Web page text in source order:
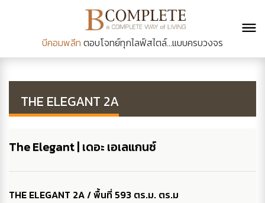
บีคอมพลีท ตอบโจทย์ทุกไลฟ์สไตล์...แบบครบวงจร
THE ELEGANT 2A
The Elegant | เดอะ เอเลแกนซ์
THE ELEGANT 2A / พื้นที่ 593 ตร.ม. ตร.ม